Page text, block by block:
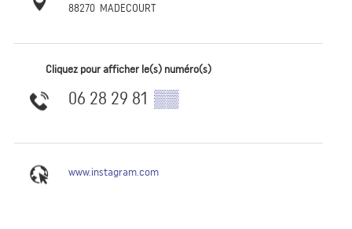
88270 MADECOURT
Cliquez pour afficher le(s) numéro(s)
06 28 29 81 ▒▒
www.instagram.com